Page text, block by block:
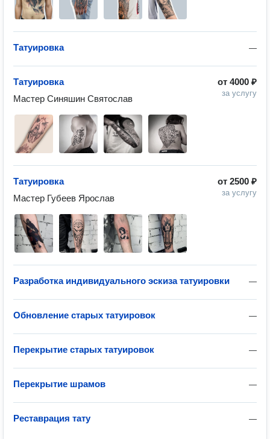
—
Татуировка
от 4000 ₽
за услугу
Татуировка
от 2500 ₽
за услугу
Татуировка
—
Разработка индивидуального эскиза татуировки
—
Обновление старых татуировок
—
Перекрытие старых татуировок
—
Перекрытие шрамов
—
Реставрация тату